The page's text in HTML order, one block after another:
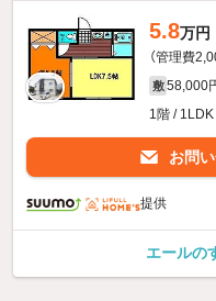
5.8万円
（管理費
敷 58,000
1階 /
お問
提供
エールの